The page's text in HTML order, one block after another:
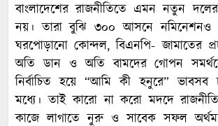
বাংলাদেশের রাজনীতিতে এমন নতুন
নয়। তারা বুঝি ৩০০ আসনে নমিনেশনও
ঘরপোড়ানো কোন্দল, বিএনপি- জামাতের
অতি ডান ও অতি বামদের গোপন
নির্বাচিত হয়ে “আমি কী হনুরে”
মধ্যে। তাই কারো না করো মদদে
কাজে লাগাতে নুরু ও সাবেক সফল